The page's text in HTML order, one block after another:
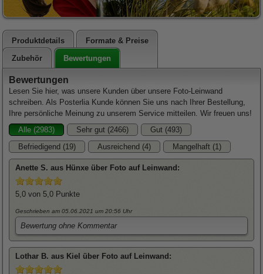
Produktdetails Formate & Preise
Bewertungen
Lesen Sie hier, was unsere Kunden über unsere Foto-Leinwand
schreiben. Als Posterlia Kunde können Sie uns nach Ihrer Bestellung,
Ihre persönliche Meinung zu unserem Service mitteilen. Wir freuen uns!
Alle (2983)
Sehr gut (2466)
Gut (493)
Befriedigend (19)
Ausreichend (4) Mangelhaft (1)
Anette S. aus Hünxe über Foto auf Leinwand :
5,0 von 5,0 Punkte
Geschrieben am 05.06.2021 um 20:56 Uhr
Bewertung ohne Kommentar
Lothar B. aus Kiel über Foto auf Leinwand :